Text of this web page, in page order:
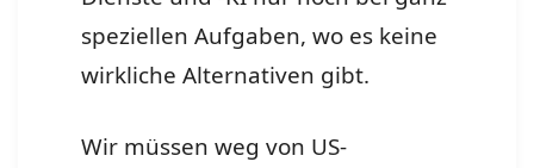
speziellen Aufgaben, wo es keine
wirkliche Alternativen gibt.
Wir müssen weg von US-